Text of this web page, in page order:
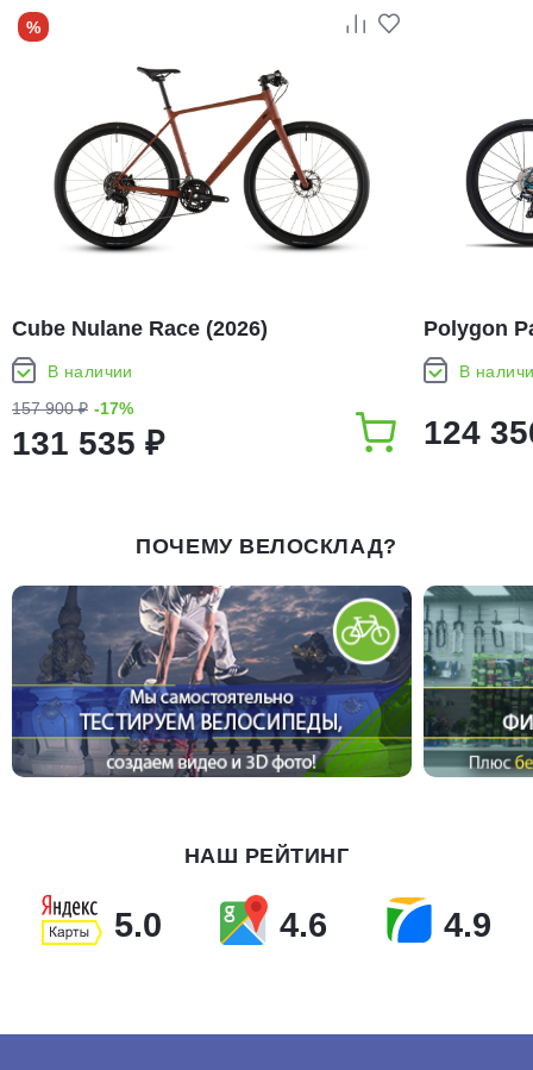
%
Cube Nulane Race (2026)
В наличии
157 900 ₽ -17%
131 535 ₽
Polygon
В
124
ПОЧЕМУ ВЕЛОСКЛАД?
НАШ РЕЙТИНГ
5.0 4.6 4.9